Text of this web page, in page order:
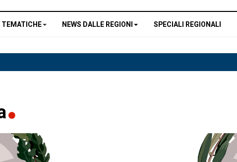
TEMATICHE NEWS DALLE REGIONI SPECIALI REGIONALI